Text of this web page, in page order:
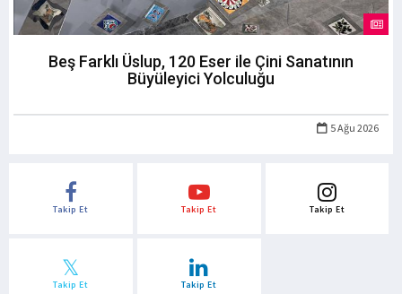
Beş Farklı Üslup, 120 Eser ile Çini Sanatının
Büyüleyici Yolculuğu
5 Ağu 2026
Takip Et Takip Et Takip Et
Takip Et Takip Et